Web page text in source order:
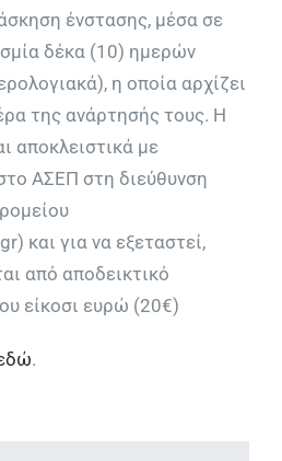
ένστασης, μέσα σε
δέκα (10) ημερών
η οποία αρχίζει
της ανάρτησής τους. Η
αποκλειστικά με
ΑΣΕΠ στη διεύθυνση
και για να εξεταστεί,
από αποδεικτικό
είκοσι ευρώ (20€)
.